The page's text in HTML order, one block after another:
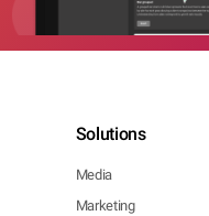
Solutions
Media
Marketing